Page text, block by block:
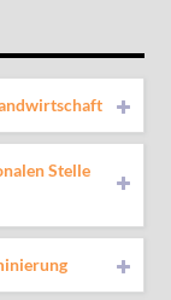
Stelle